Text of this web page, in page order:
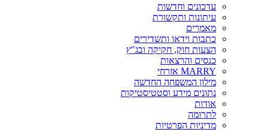
עדכונים וחדשות
עיתונות ותקשורת
מאמרים
כתבות וידאו ותשדירים
הצעות חוק, חקיקה ובג"ץ
כנסים והרצאות
MARRY אזרחי
מילון המשפחה החדשה
נתונים מידע וסטטיסטיקות
אודות
לתרומה
מדיניות הפרטיות